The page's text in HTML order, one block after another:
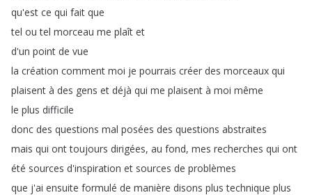
qu'est ce qui fait que
tel ou tel morceau me plaît et
d'un point de vue
la création comment moi je pourrais créer des morceaux qui
plaisent à des gens et déjà qui me plaisent à moi même
le plus difficile
donc des questions mal posées des questions abstraites
mais qui ont toujours dirigées, au fond, mes recherches qui ont
été sources d'inspiration et sources de problèmes
que j'ai ensuite formulé de manière disons plus technique plus